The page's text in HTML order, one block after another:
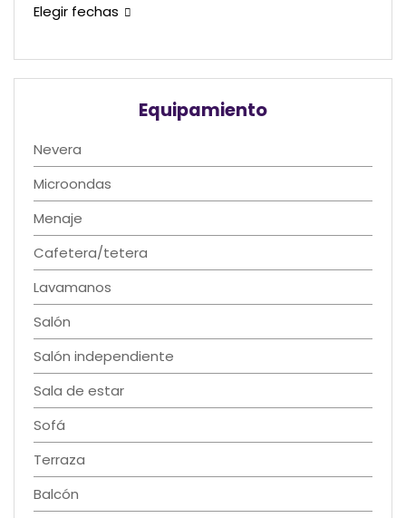
Elegir fechas
Equipamiento
Nevera
Microondas
Menaje
Cafetera/tetera
Lavamanos
Salón
Salón independiente
Sala de estar
Sofá
Terraza
Balcón